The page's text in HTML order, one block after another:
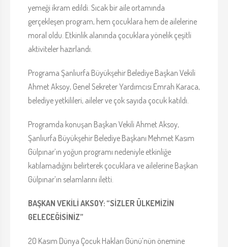
yemeği ikram edildi. Sıcak bir aile ortamında
gerçekleşen program, hem çocuklara hem de ailelerine
moral oldu. Etkinlik alanında çocuklara yönelik çeşitli
aktiviteler hazırlandı.
Programa Şanlıurfa Büyükşehir Belediye Başkan Vekili
Ahmet Aksoy, Genel Sekreter Yardımcısı Emrah Karaca,
belediye yetkilileri, aileler ve çok sayıda çocuk katıldı.
Programda konuşan Başkan Vekili Ahmet Aksoy,
Şanlıurfa Büyükşehir Belediye Başkanı Mehmet Kasım
Gülpınar’ın yoğun programı nedeniyle etkinliğe
katılamadığını belirterek çocuklara ve ailelerine Başkan
Gülpınar’ın selamlarını iletti.
BAŞKAN VEKİLİ AKSOY: “SİZLER ÜLKEMİZİN
GELECEĞİSİNİZ”
20 Kasım Dünya Çocuk Hakları Günü’nün önemine